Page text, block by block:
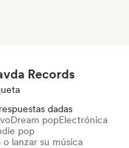
Records
dadas
Dream popElectrónica
pop
o lanzar su música